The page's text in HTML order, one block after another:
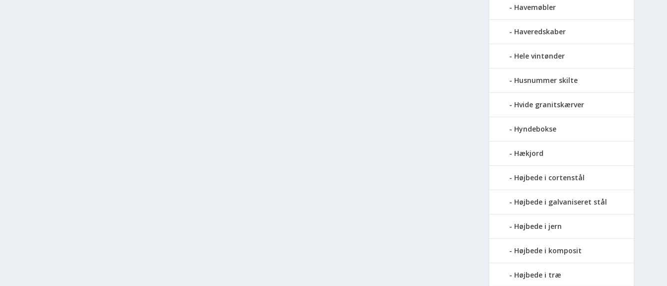
Havemøbler
Haveredskaber
Hele vintønder
Husnummer skilte
Hvide granitskærver
Hyndebokse
Hækjord
Højbede i cortenstål
Højbede i galvaniseret stål
Højbede i jern
Højbede i komposit
Højbede i træ